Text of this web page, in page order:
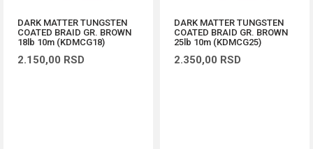
DARK MATTER TUNGSTEN
COATED BRAID GR. BROWN
18lb 10m (KDMCG18)
2.150,00 RSD
DARK MATTER TUNGSTEN
COATED BRAID GR. BROWN
25lb 10m (KDMCG25)
2.350,00 RSD